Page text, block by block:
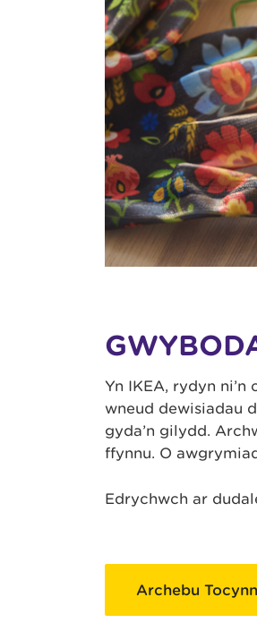
Yn IKEA, rydyn
wneud dewisiadau
gyda’n gilydd.
ffynnu. O
Edrychwch ar
Archebu